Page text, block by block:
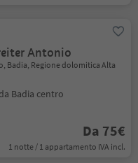
Antonio
Badia, Regione dolomitica Alta
da Badia centro
Da 75€
1 notte / 1 appartamento IVA incl.